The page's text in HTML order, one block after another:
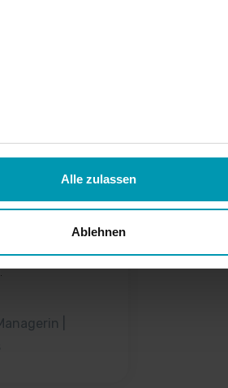
Alle zulassen
Ablehnen
und tollen
wir bereits
gute
|